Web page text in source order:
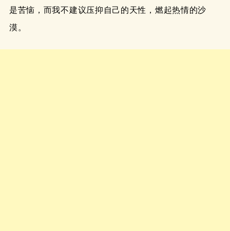
是苦恼，而我不建议压抑自己的天性，燃起热情的沙
漠。